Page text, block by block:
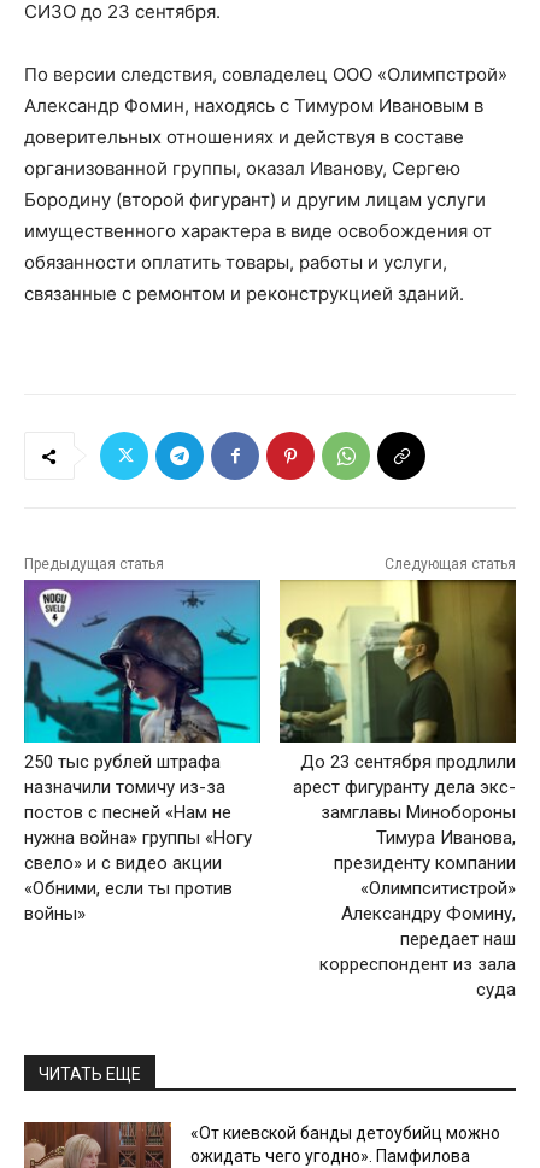
СИЗО до 23 сентября.
По версии следствия, совладелец ООО «Олимпстрой»
Александр Фомин, находясь с Тимуром Ивановым в
доверительных отношениях и действуя в составе
организованной группы, оказал Иванову, Сергею
Бородину (второй фигурант) и другим лицам услуги
имущественного характера в виде освобождения от
обязанности оплатить товары, работы и услуги,
связанные с ремонтом и реконструкцией зданий.
Предыдущая статья
250 тыс рублей штрафа
назначили томичу из-за
постов с песней «Нам не
нужна война» группы «Ногу
свело» и с видео акции
«Обними, если ты против
войны»
Следующая статья
До 23 сентября продлили
арест фигуранту дела экс-
замглавы Минобороны
Тимура Иванова,
президенту компании
«Олимпситистрой»
Александру Фомину,
передает наш
корреспондент из зала
суда
ЧИТАТЬ ЕЩЕ
«От киевской банды детоубийц можно
ожидать чего угодно». Памфилова